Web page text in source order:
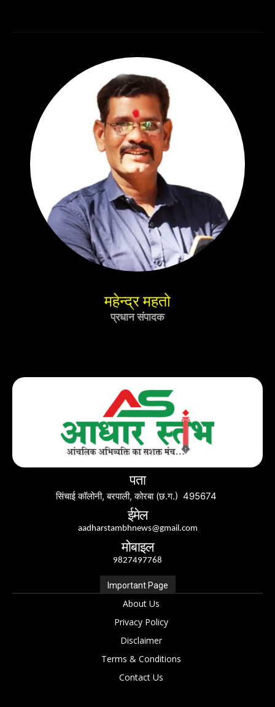
महेन्द्र महतो
प्रधान संपादक
पता
सिंचाई कॉलोनी, बरपाली, कोरबा (छ.ग.) 495674
ईमेल
aadharstambhnews@gmail.com
मोबाइल
9827497768
Important Page
About Us
Privacy Policy
Disclaimer
Terms & Conditions
Contact Us